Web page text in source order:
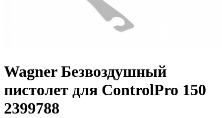
Wagner Безвоздушный
пистолет для ControlPro 150
2399788